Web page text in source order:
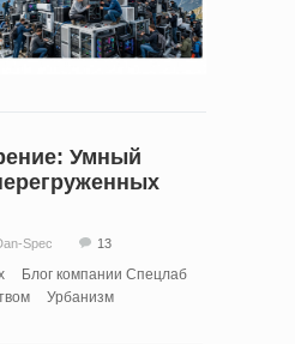
Умный
Spec 13
Блог компании Спецлаб
Урбанизм